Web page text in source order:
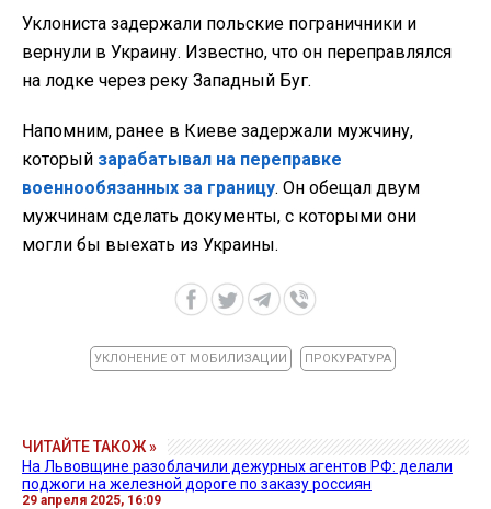
Уклониста задержали польские пограничники и
вернули в Украину. Известно, что он переправлялся
на лодке через реку Западный Буг.
Напомним, ранее в Киеве задержали мужчину,
который зарабатывал на переправке
военнообязанных за границу. Он обещал двум
мужчинам сделать документы, с которыми они
могли бы выехать из Украины.
УКЛОНЕНИЕ ОТ МОБИЛИЗАЦИИ ПРОКУРАТУРА
ЧИТАЙТЕ ТАКОЖ »
На Львовщине разоблачили дежурных агентов РФ: делали
поджоги на железной дороге по заказу россиян
29 апреля 2025, 16:09